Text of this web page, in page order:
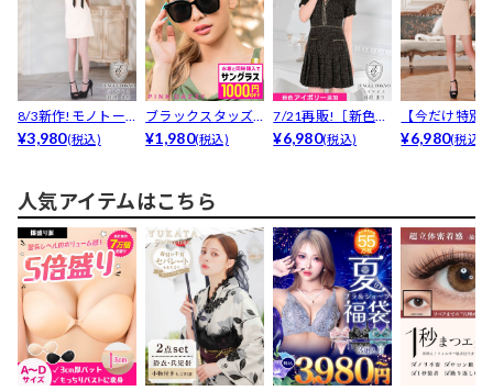
8/3新作!モノトー
ン×フリルオフシ
¥3,980(税込)
ブラックスタッズ
サングラス
¥1,980(税込)
7/21再販!［新色ア
イボリー追加］煌...
¥6,980(税込)
【今だけ特別
格】7/28再販!
¥6,980(税込)
人気アイテムはこちら